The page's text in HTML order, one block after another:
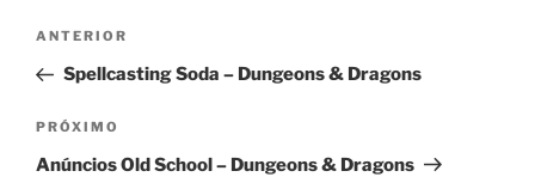
Navegação
Post
Post
anterior
ANTERIOR
Spellcasting Soda – Dungeons & Dragons
Próximo
post
PRÓXIMO
Anúncios Old School – Dungeons & Dragons